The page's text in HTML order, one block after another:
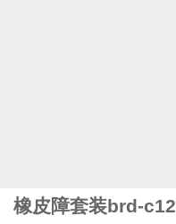
橡皮障套装brd-c12